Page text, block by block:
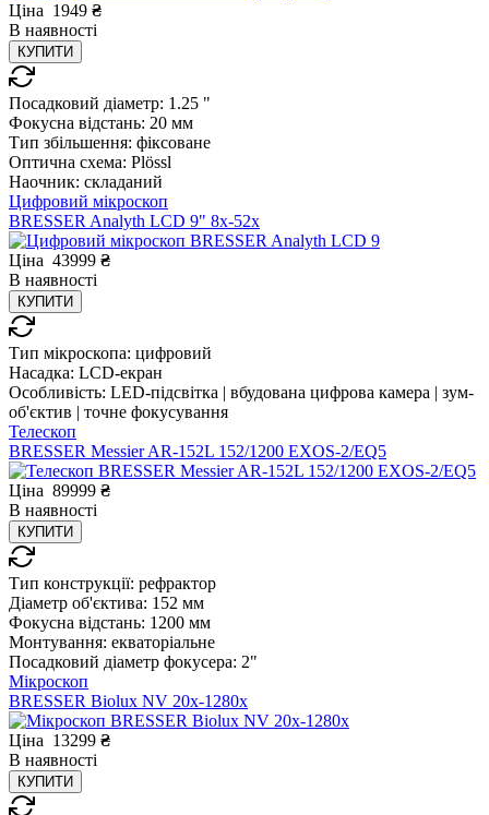
Ціна 1949 ₴
В наявності
КУПИТИ
Посадковий діаметр: 1.25 "
Фокусна відстань: 20 мм
Тип збільшення: фіксоване
Оптична схема: Plössl
Наочник: складаний
Цифровий мікроскоп
BRESSER Analyth LCD 9" 8х-52х
Ціна 43999 ₴
В наявності
КУПИТИ
Тип мікроскопа: цифровий
Насадка: LCD-екран
Особливість: LED-підсвітка | вбудована цифрова камера | зум-
об'єктив | точне фокусування
Телескоп
BRESSER Messier AR-152L 152/1200 EXOS-2/EQ5
Ціна 89999 ₴
В наявності
КУПИТИ
Тип конструкції: рефрактор
Діаметр об'єктива: 152 мм
Фокусна відстань: 1200 мм
Монтування: екваторіальне
Посадковий діаметр фокусера: 2"
Мікроскоп
BRESSER Biolux NV 20x-1280x
Ціна 13299 ₴
В наявності
КУПИТИ